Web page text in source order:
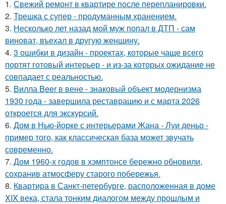
1. Свежий ремонт в квартире после перепланировки.
2. Трешка с супер - продуманным хранением.
3. Несколько лет назад мой муж попал в ДТП - сам
виноват, въехал в другую женщину.
4. 3 ошибки в дизайн - проектах, которые чаще всего
портят готовый интерьер - и из-за которых ожидание не
совпадает с реальностью.
5. Вилла Beer в вене - знаковый объект модернизма
1930 года - завершила реставрацию и с марта 2026
откроется для экскурсий.
6. Дом в Нью-йорке с интерьерами Жана - Луи деньо -
пример того, как классическая база может звучать
современно.
7. Дом 1960-х годов в хэмптонсе бережно обновили,
сохранив атмосферу старого побережья.
8. Квартира в Санкт-петербурге, расположенная в доме
XIX века, стала тонким диалогом между прошлым и